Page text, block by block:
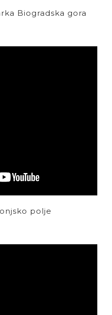
Biogradska gora
polje